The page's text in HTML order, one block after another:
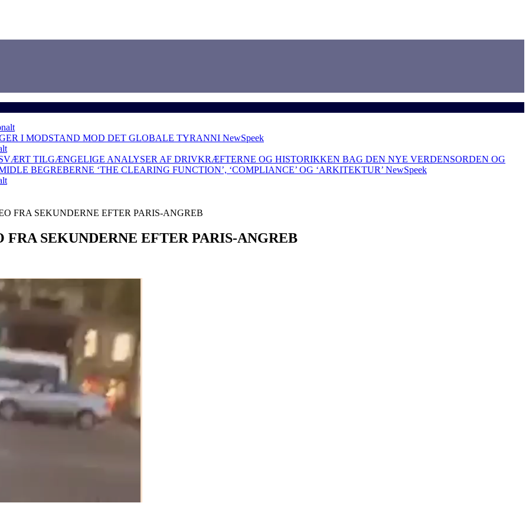
I MODSTAND MOD DET GLOBALE TYRANNI NewSpeek
TILGÆNGELIGE ANALYSER AF DRIVKRÆFTERNE OG HISTORIKKEN BAG DEN NYE VERDENSORDEN OG
BEGREBERNE ‘THE CLEARING FUNCTION’, ‘COMPLIANCE’ OG ‘ARKITEKTUR’ NewSpeek
FRA SEKUNDERNE EFTER PARIS-ANGREB
SEKUNDERNE EFTER PARIS-ANGREB